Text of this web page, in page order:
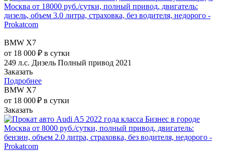
BMW X7
от 18 000 ₽ в сутки
249 л.с. Дизель Полный привод 2021
Заказать
Подробнее
BMW X7
от 18 000 ₽ в сутки
Заказать